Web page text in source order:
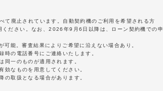
廃止されています。自動契約機のご利用を希望される方
ださい。なお、2026年9月6日以降は、ローン契約機での申
能。審査結果によりご希望に沿えない場合あり。
の電話番号にご連絡いたします。
同一のものが適用されます。
効なものを用意してください。
の取扱となる場合があります。